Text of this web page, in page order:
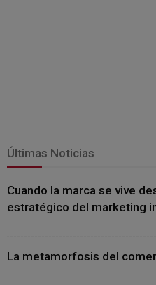
Últimas Noticias
Cuando la marca se vive
estratégico del marketing
La metamorfosis del